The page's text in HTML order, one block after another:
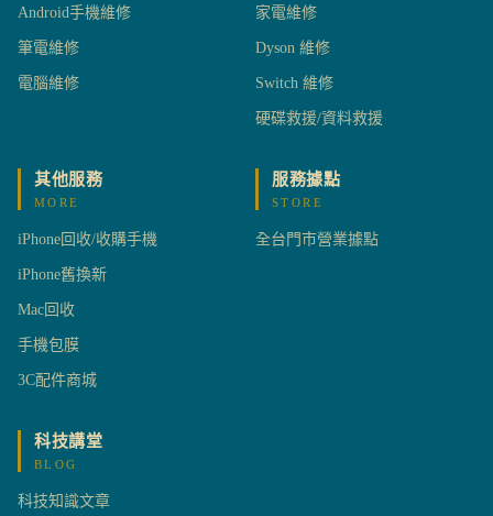
Android手機維修
筆電維修
電腦維修
家電維修
Dyson 維修
Switch 維修
硬碟救援/資料救援
其他服務
MORE
iPhone回收/收購手機
iPhone舊換新
Mac回收
手機包膜
3C配件商城
服務據點
STORE
全台門市營業據點
科技講堂
BLOG
科技知識文章